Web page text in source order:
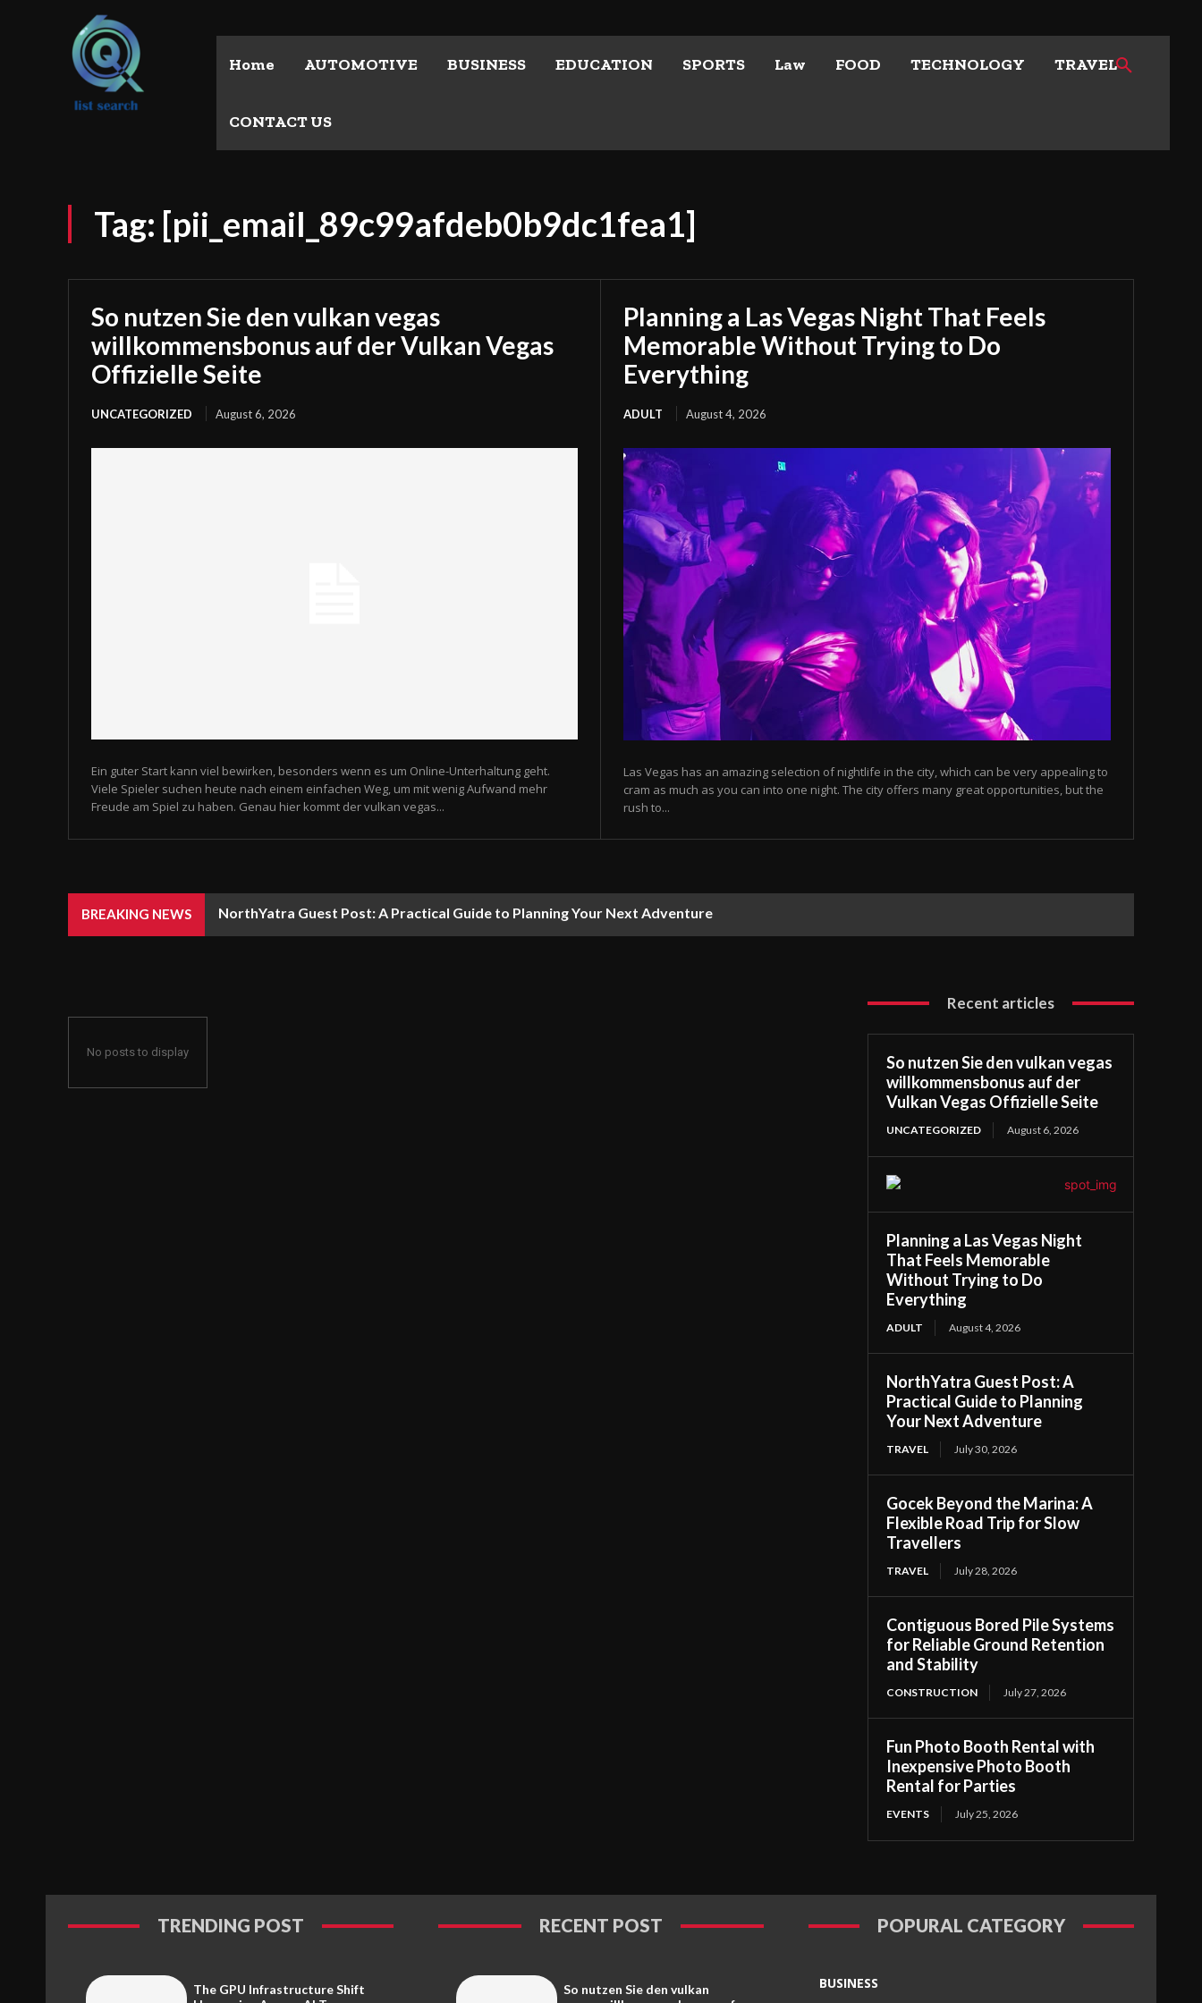
Home AUTOMOTIVE BUSINESS EDUCATION SPORTS Law FOOD TECHNOLOGY TRAVEL
CONTACT US
Tag: [pii_email_89c99afdeb0b9dc1fea1]
So nutzen Sie den vulkan vegas
willkommensbonus auf der Vulkan Vegas
Offizielle Seite
UNCATEGORIZED August 6, 2026
Ein guter Start kann viel bewirken, besonders wenn es um Online-Unterhaltung geht.
Viele Spieler suchen heute nach einem einfachen Weg, um mit wenig Aufwand mehr
Freude am Spiel zu haben. Genau hier kommt der vulkan vegas...
Planning a Las Vegas Night That Feels
Memorable Without Trying to Do
Everything
ADULT August 4, 2026
Las Vegas has an amazing selection of nightlife in the city, which can be very appealing to
cram as much as you can into one night. The city offers many great opportunities, but the
rush to...
BREAKING NEWS NorthYatra Guest Post: A Practical Guide to Planning Your Next Adventure
No posts to display
Recent articles
So nutzen Sie den vulkan vegas
willkommensbonus auf der
Vulkan Vegas Offizielle Seite
UNCATEGORIZED August 6, 2026
Planning a Las Vegas Night
That Feels Memorable
Without Trying to Do
Everything
ADULT August 4, 2026
NorthYatra Guest Post: A
Practical Guide to Planning
Your Next Adventure
TRAVEL July 30, 2026
Gocek Beyond the Marina: A
Flexible Road Trip for Slow
Travellers
TRAVEL July 28, 2026
Contiguous Bored Pile Systems
for Reliable Ground Retention
and Stability
CONSTRUCTION July 27, 2026
Fun Photo Booth Rental with
Inexpensive Photo Booth
Rental for Parties
EVENTS July 25, 2026
TRENDING POST
The GPU Infrastructure Shift
RECENT POST
So nutzen Sie den vulkan
POPURAL CATEGORY
BUSINESS